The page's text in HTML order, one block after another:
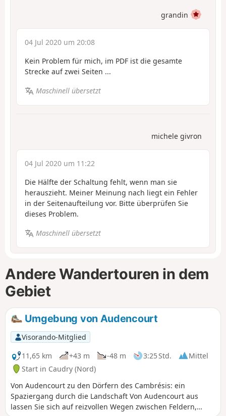
grandin
04 Jul 2020 um 20:08
Kein Problem für mich, im PDF ist die gesamte
Strecke auf zwei Seiten ...
Maschinell übersetzt
michele givron
04 Jul 2020 um 11:22
Die Hälfte der Schaltung fehlt, wenn man sie
herauszieht. Meiner Meinung nach liegt ein Fehler
in der Seitenaufteilung vor. Bitte überprüfen Sie
dieses Problem.
Maschinell übersetzt
Andere Wandertouren in dem
Gebiet
Umgebung von Audencourt
Visorando-Mitglied
11,65 km
+43 m -48 m 3:25 Std.
Mittel
Start in Caudry (Nord)
Von Audencourt zu den Dörfern des Cambrésis: ein
Spaziergang durch die Landschaft Von Audencourt aus
lassen Sie sich auf reizvollen Wegen zwischen Feldern,